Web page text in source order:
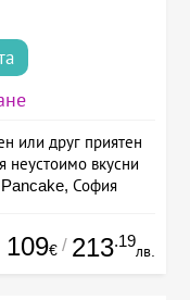
или друг приятен
неустоимо вкусни
София
109€ / 213.19
лв.